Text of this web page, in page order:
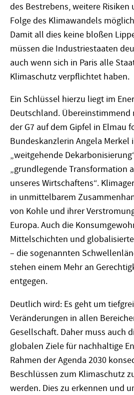
des Bestrebens, weitere Risiken
Folge des Klimawandels
Damit all dies keine bloßen
müssen die Industriestaaten
auch wenn sich in Paris alle
Klimaschutz verpflichtet haben.
Ein Schlüssel hierzu liegt im
Deutschland. Übereinstimmend
der G7 auf dem Gipfel in Elmau
Bundeskanzlerin Angela Merkel
„weitgehende
„grundlegende Transformation
unseres Wirtschaftens“.
in unmittelbarem
von Kohle und ihrer
Europa. Auch die
Mittelschichten und
– die sogenannten
stehen einem Mehr an
entgegen.
Deutlich wird: Es geht um
Veränderungen in allen
Gesellschaft. Daher muss auch
globalen Ziele für nachhaltige
Rahmen der Agenda 2030
Beschlüssen zum Klimaschutz
werden. Dies zu erkennen und